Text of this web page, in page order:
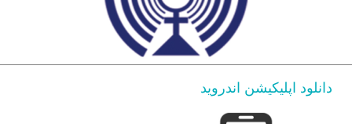
دانلود اپلیکیشن اندروید